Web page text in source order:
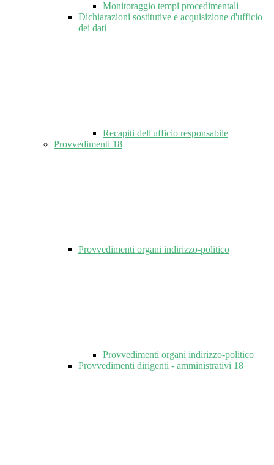
Monitoraggio tempi procedimentali
Dichiarazioni sostitutive e acquisizione d'ufficio
dei dati
Recapiti dell'ufficio responsabile
Provvedimenti 18
Provvedimenti organi indirizzo-politico
Provvedimenti organi indirizzo-politico
Provvedimenti dirigenti - amministrativi 18